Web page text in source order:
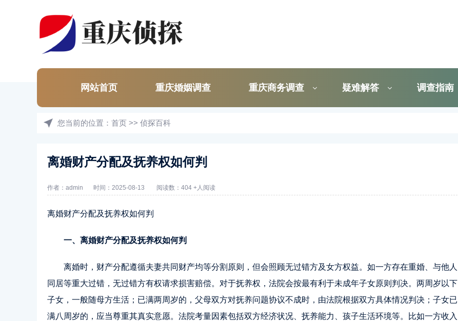
网站首页 重庆婚姻调查 重庆商务调查 疑难解答 调查指南
您当前的位置： 首页 >> 侦探百科
离婚财产分配及抚养权如何判
作者：admin 时间：2025-08-13 阅读数：404 +人阅读
离婚财产分配及抚养权如何判
一、离婚财产分配及抚养权如何判
离婚时，财产分配遵循夫妻共同财产均等分割原则，但会照顾无过错方及女方权益。如一方存在重婚、与他人
同居等重大过错，无过错方有权请求损害赔偿。对于抚养权，法院会按最有利于未成年子女原则判决。两周岁以下
子女，一般随母方生活；已满两周岁的，父母双方对抚养问题协议不成时，由法院根据双方具体情况判决；子女已
满八周岁的，应当尊重其真实意愿。法院考量因素包括双方经济状况、抚养能力、孩子生活环境等。比如一方收入